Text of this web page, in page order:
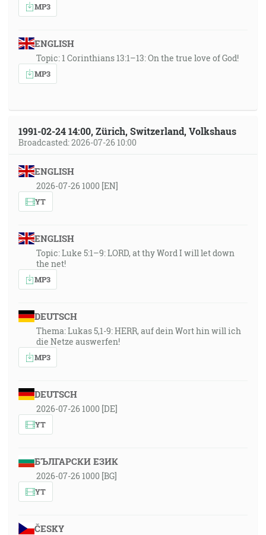
MP3
ENGLISH
Topic: 1 Corinthians 13:1–13: On the true love of God!
MP3
1991-02-24 14:00, Zürich, Switzerland, Volkshaus
Broadcasted: 2026-07-26 10:00
ENGLISH
2026-07-26 1000 [EN]
YT
ENGLISH
Topic: Luke 5:1–9: LORD, at thy Word I will let down
the net!
MP3
DEUTSCH
Thema: Lukas 5,1-9: HERR, auf dein Wort hin will ich
die Netze auswerfen!
MP3
DEUTSCH
2026-07-26 1000 [DE]
YT
БЪЛГАРСКИ ЕЗИК
2026-07-26 1000 [BG]
YT
ČESKY